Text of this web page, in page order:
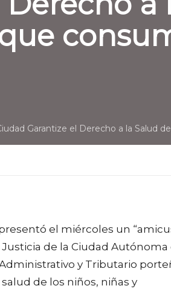
Garantize el Derecho a la Salud
el miércoles un
de la Ciudad Autónoma
y Tributario
de los niños, niñas y